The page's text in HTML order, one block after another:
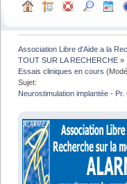
Association Libre d'Aide a la
TOUT SUR LA RECHERCHE »
Essais cliniques en cours
Sujet:
Neurostimulation implantée -